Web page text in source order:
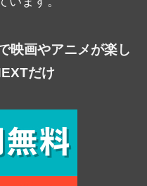
映画やアニメが楽し
だけ